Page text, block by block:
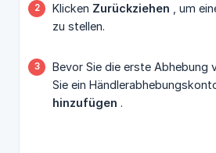
Klicken Zurückziehen
, um
zu stellen.
Bevor Sie die erste Abhebung
Sie ein
hinzufügen .